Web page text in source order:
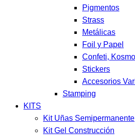
Pigmentos
Strass
Metálicas
Foil y Papel
Confeti,
Stickers
Accesorios
Stamping
KITS
Kit Uñas Semipermanente
Kit Gel Construcción